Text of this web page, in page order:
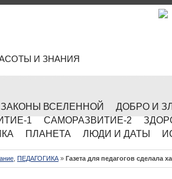
И ЗНАНИЯ
ЗАКОНЫ ВСЕЛЕННОЙ
ДОБРО И
1
САМОРАЗВИТИЕ-2
ПЛАНЕТА ЛЮДИ И ДАТЫ
ПЕДАГОГИКА » Газета для педагогов сделала